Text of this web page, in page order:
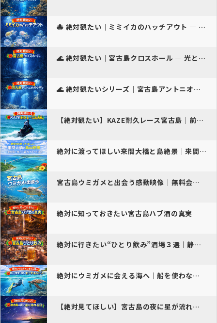
🐙 絶対観たい｜ミミイカのハッチアウト — 新しい命…
🌊 絶対観たい｜宮古島クロスホール — 光と闇が織り…
🌊 絶対観たいシリーズ｜宮古島アントニオガウディ
【絶対観たい】KAZE耐久レース宮古島｜前浜×来間大橋の最速イベント
絶対に渡ってほしい来間大橋と島絶景｜来間島で味わう宮古ブルーの頂点
宮古島ウミガメと出会う感動映像｜無料会員限定
絶対に知っておきたい宮古島ハブ酒の真実
絶対に行きたい“ひとり飲み”酒場３選｜静かに島を感じる夜
絶対にウミガメに会える海へ｜船を使わないビーチエントリー4選
【絶対見てほしい】宮古島の夜に星が流れる日｜年間で訪れたい“流星の旅…